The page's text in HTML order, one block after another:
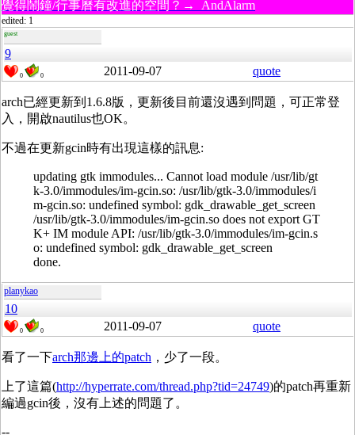
覺得鬧鐘/行事曆有改進的空間？→ AndAlarm
edited: 1
guest
9
0 0 2011-09-07 quote
arch已經更新到1.6.8版，更新後目前還沒遇到問題，可正常登
入，開啟nautilus也OK。
不過在更新gcin時有出現這樣的訊息:
updating gtk immodules... Cannot load module /usr/lib/gt
k-3.0/immodules/im-gcin.so: /usr/lib/gtk-3.0/immodules/i
m-gcin.so: undefined symbol: gdk_drawable_get_screen
/usr/lib/gtk-3.0/immodules/im-gcin.so does not export GT
K+ IM module API: /usr/lib/gtk-3.0/immodules/im-gcin.s
o: undefined symbol: gdk_drawable_get_screen
done.
planykao
10
0 0 2011-09-07 quote
看了一下arch那邊上的patch ，少了一段。
上了這篇(http://hyperrate.com/thread.php?tid=24749)的patch再重新
編過gcin後，沒有上述的問題了。
--